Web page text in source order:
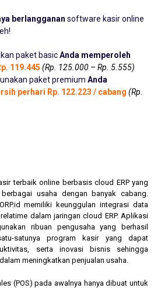
berlangganan software kasir online
paket basicAnda memperoleh
119.445 (Rp. 125.000 – Rp. 5.555)
paket premium Anda
perhari Rp. 122.223 / cabang (Rp.
terbaik online berbasis cloud ERP yang
usaha dengan banyak cabang.
memiliki keunggulan integrasi data
dalam jaringan cloud ERP. Aplikasi
ribuan pengusaha yang berhasil
satunya program kasir yang dapat
serta inovasi bisnis sehingga
meningkatkan penjualan usaha.
(POS) pada awalnya hanya dibuat untuk